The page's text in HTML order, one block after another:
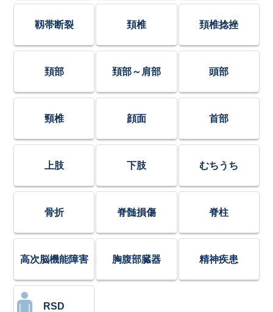
靱帯断裂 頚椎 頚椎捻挫
頚部 頚部～肩部 頭部
頸椎 顔面 首部
上肢 下肢 むちうち
骨折 脊髄損傷 脊柱
高次脳機能障害 胸腹部臓器 精神疾患
RSD